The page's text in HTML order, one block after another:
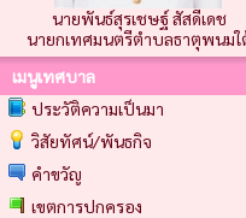
นายพันธ์สุรเชษฐ์ สัสดีเดช
นายกเทศมนตรีตำบลธาตุพนมใ
เมนูเทศบาล
ประวัติความเป็นมา
วิสัยทัศน์/พันธกิจ
คำขวัญ
เขตการปกครอง